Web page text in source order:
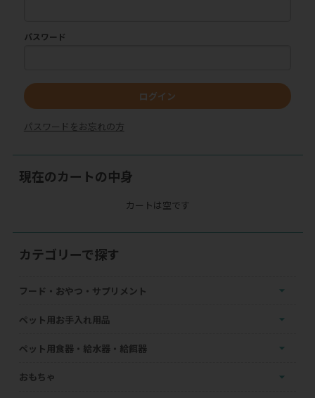
パスワード
ログイン
パスワードをお忘れの方
現在のカートの中身
カートは空です
カテゴリーで探す
フード・おやつ・サプリメント
ペット用お手入れ用品
ペット用食器・給水器・給餌器
おもちゃ